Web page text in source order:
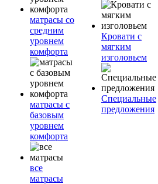
матрасы со
средним
уровнем
комфорта
матрасы с
базовым
уровнем
комфорта
все
матрасы
Кровати с
мягким
изголовьем
Специальные
предложения